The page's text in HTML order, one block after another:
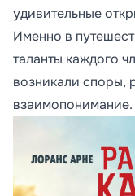
удивительные
Именно в
таланты каждого
возникали споры,
взаимопонимание.